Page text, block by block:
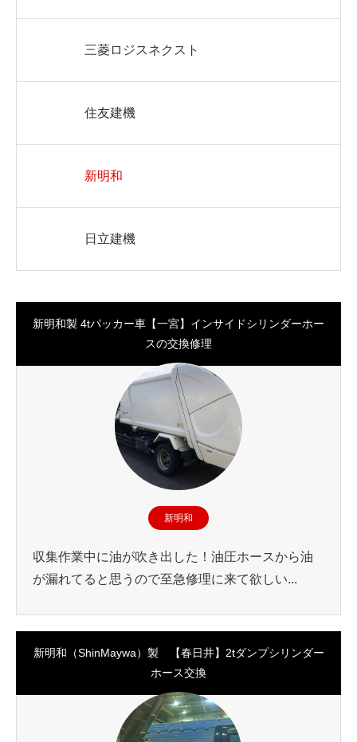
三菱ロジスネクスト
住友建機
新明和
日立建機
新明和製 4tパッカー車【一宮】インサイドシリンダーホー
スの交換修理
新明和
収集作業中に油が吹き出した！油圧ホースから油
が漏れてると思うので至急修理に来て欲しい...
新明和（ShinMaywa）製 【春日井】2tダンプシリンダー
ホース交換